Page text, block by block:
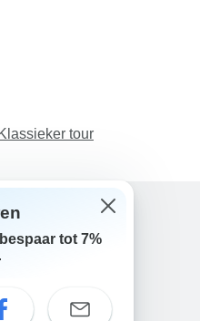
tour
bespaar tot 7%